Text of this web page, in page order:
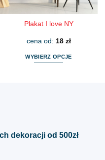
produktu
Plakat I love NY
cena od: 18 zł
WYBIERZ OPCJE
można
dekoracji od 500zł